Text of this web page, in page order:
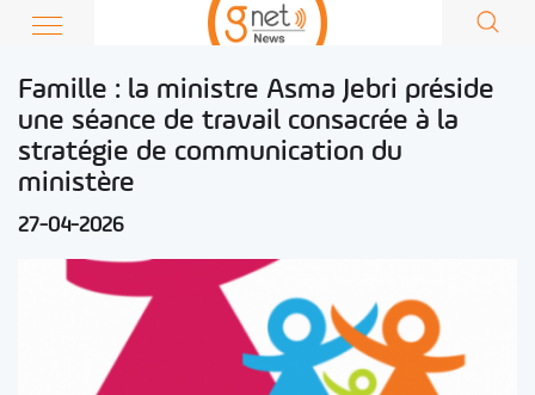
Famille : la ministre Asma Jebri préside
une séance de travail consacrée à la
stratégie de communication du
ministère
27-04-2026